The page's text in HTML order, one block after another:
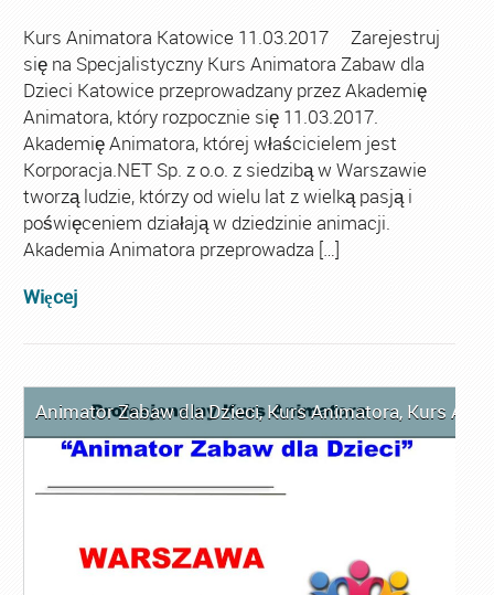
Kurs Animatora Katowice 11.03.2017 Zarejestruj
się na Specjalistyczny Kurs Animatora Zabaw dla
Dzieci Katowice przeprowadzany przez Akademię
Animatora, który rozpocznie się 11.03.2017.
Akademię Animatora, której właścicielem jest
Korporacja.NET Sp. z o.o. z siedzibą w Warszawie
tworzą ludzie, którzy od wielu lat z wielką pasją i
poświęceniem działają w dziedzinie animacji.
Akademia Animatora przeprowadza […]
Więcej
Animator Zabaw dla Dzieci,Kurs Animatora, Kurs